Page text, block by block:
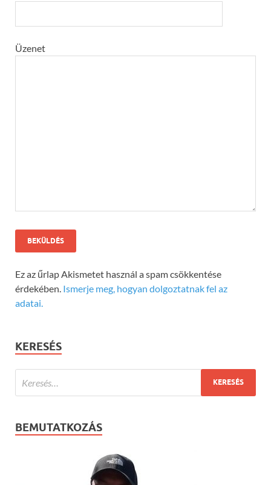
Üzenet
Ez az űrlap Akismetet használ a spam csökkentése
érdekében. Ismerje meg, hogyan dolgoztatnak fel az
adatai.
KERESÉS
BEMUTATKOZÁS